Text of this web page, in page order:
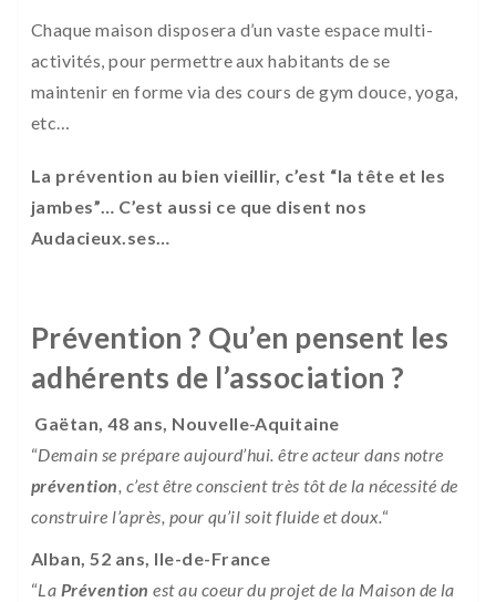
Chaque maison disposera d’un vaste espace multi-
activités, pour permettre aux habitants de se
maintenir en forme via des cours de gym douce, yoga,
etc…
La prévention au bien vieillir, c’est “la tête et les
jambes”… C’est aussi ce que disent nos
Audacieux.ses…
Prévention ? Qu’en pensent les
adhérents de l’association ?
Gaëtan, 48 ans, Nouvelle-Aquitaine
“Demain se prépare aujourd’hui. être acteur dans notre
prévention, c’est être conscient très tôt de la nécessité de
construire l’après, pour qu’il soit fluide et doux.“
Alban, 52 ans, Ile-de-France
“La Prévention est au coeur du projet de la Maison de la